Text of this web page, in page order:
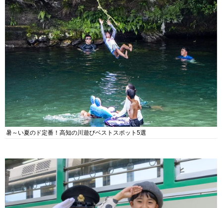
暑～い夏のド定番！高知の川遊びベストスポット5選